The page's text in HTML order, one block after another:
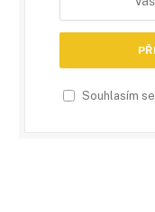
Souhlasím se